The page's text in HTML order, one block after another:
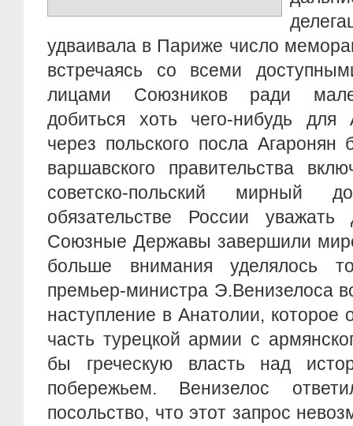
удваивала в Париже число
встречаясь со всеми
лицами Союзников ради
добиться хоть чего-нибудь
через польского посла Агаронян
варшавского правительства
советско-польский мирный
обязательстве России уважать
Союзные Державы завершили
больше внимания уделялось
премьер-министра Э.Венизелоса
наступление в Анатолии,
часть турецкой армии с
бы греческую власть над
побережьем. Венизелос
посольство, что этот запрос